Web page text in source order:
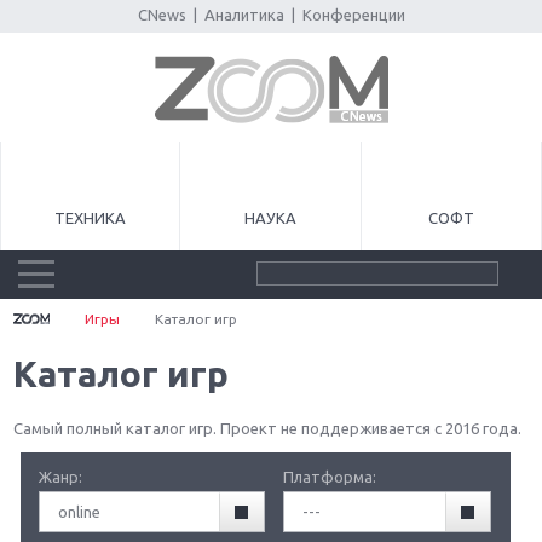
CNews Аналитика Конференции
ТЕХНИКА НАУКА СОФТ
Игры Каталог игр
Каталог игр
Самый полный каталог игр. Проект не поддерживается с 2016 года.
Жанр:
online
Платформа:
---